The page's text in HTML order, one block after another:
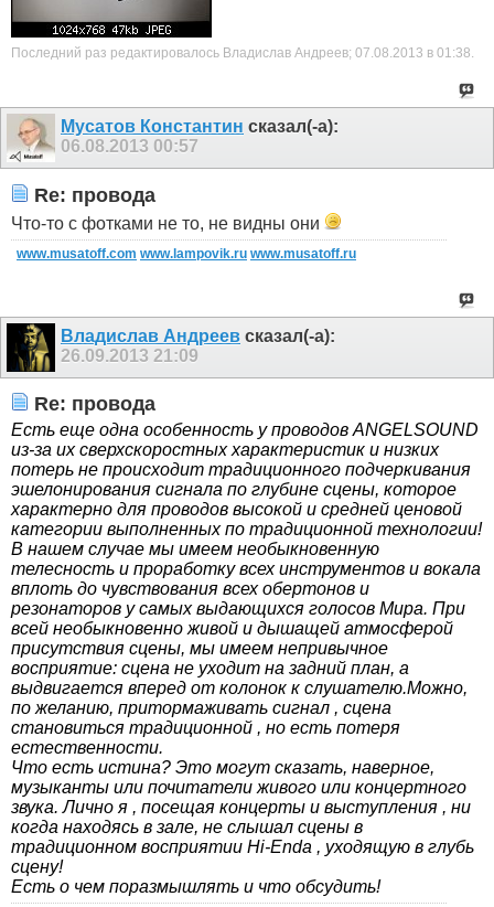
Последний раз редактировалось Владислав Андреев; 07.08.2013 в 01:38.
Мусатов Константин сказал(-а):
06.08.2013 00:57
Re: провода
Что-то с фотками не то, не видны они
www.musatoff.com www.lampovik.ru www.musatoff.ru
Владислав Андреев сказал(-а):
26.09.2013 21:09
Re: провода
Есть еще одна особенность у проводов ANGELSOUND
из-за их сверхскоростных характеристик и низких
потерь не происходит традиционного подчеркивания
эшелонирования сигнала по глубине сцены, которое
характерно для проводов высокой и средней ценовой
категории выполненных по традиционной технологии!
В нашем случае мы имеем необыкновенную
телесность и проработку всех инструментов и вокала
вплоть до чувствования всех обертонов и
резонаторов у самых выдающихся голосов Мира. При
всей необыкновенно живой и дышащей атмосферой
присутствия сцены, мы имеем непривычное
восприятие: сцена не уходит на задний план, а
выдвигается вперед от колонок к слушателю.Можно,
по желанию, притормаживать сигнал , сцена
становиться традиционной , но есть потеря
естественности.
Что есть истина? Это могут сказать, наверное,
музыканты или почитатели живого или концертного
звука. Лично я , посещая концерты и выступления , ни
когда находясь в зале, не слышал сцены в
традиционном восприятии Hi-Endа , уходящую в глубь
сцену!
Есть о чем поразмышлять и что обсудить!